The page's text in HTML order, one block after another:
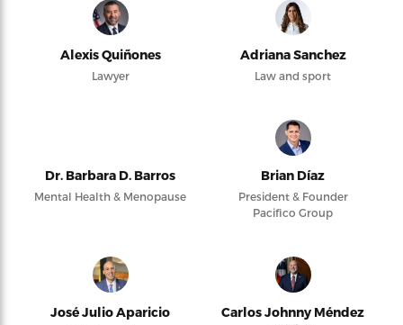
Alexis Quiñones
Lawyer
Adriana Sanchez
Law and sport
Dr. Barbara D. Barros
Mental Health & Menopause
Brian Díaz
President & Founder
Pacifico Group
José Julio Aparicio
Carlos Johnny Méndez